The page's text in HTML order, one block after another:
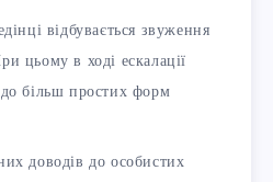
відбувається звуження
цьому в ході ескалації
до більш простих форм
доводів до особистих